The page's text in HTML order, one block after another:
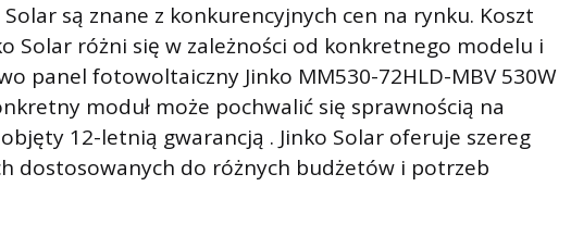
Solar są znane z konkurencyjnych cen na rynku. Koszt
Solar różni się w zależności od konkretnego modelu i
panel fotowoltaiczny Jinko MM530-72HLD-MBV 530W
moduł może pochwalić się sprawnością na
12-letnią gwarancją . Jinko Solar oferuje szereg
dostosowanych do różnych budżetów i potrzeb